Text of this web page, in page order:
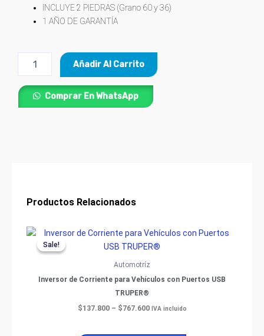
INCLUYE 2 PIEDRAS (Grano 60 y 36)
1 AÑO DE GARANTÍA
5"
Añadir Al Carrito
Comprar En WhatsApp
Productos Relacionados
Sale!
Sale!
Automotríz
Inversor de Corriente para Vehículos con Puertos USB
TRUPER®
$137.800 – $767.600
Price
$137.800
$767.600
IVA incluido
Este